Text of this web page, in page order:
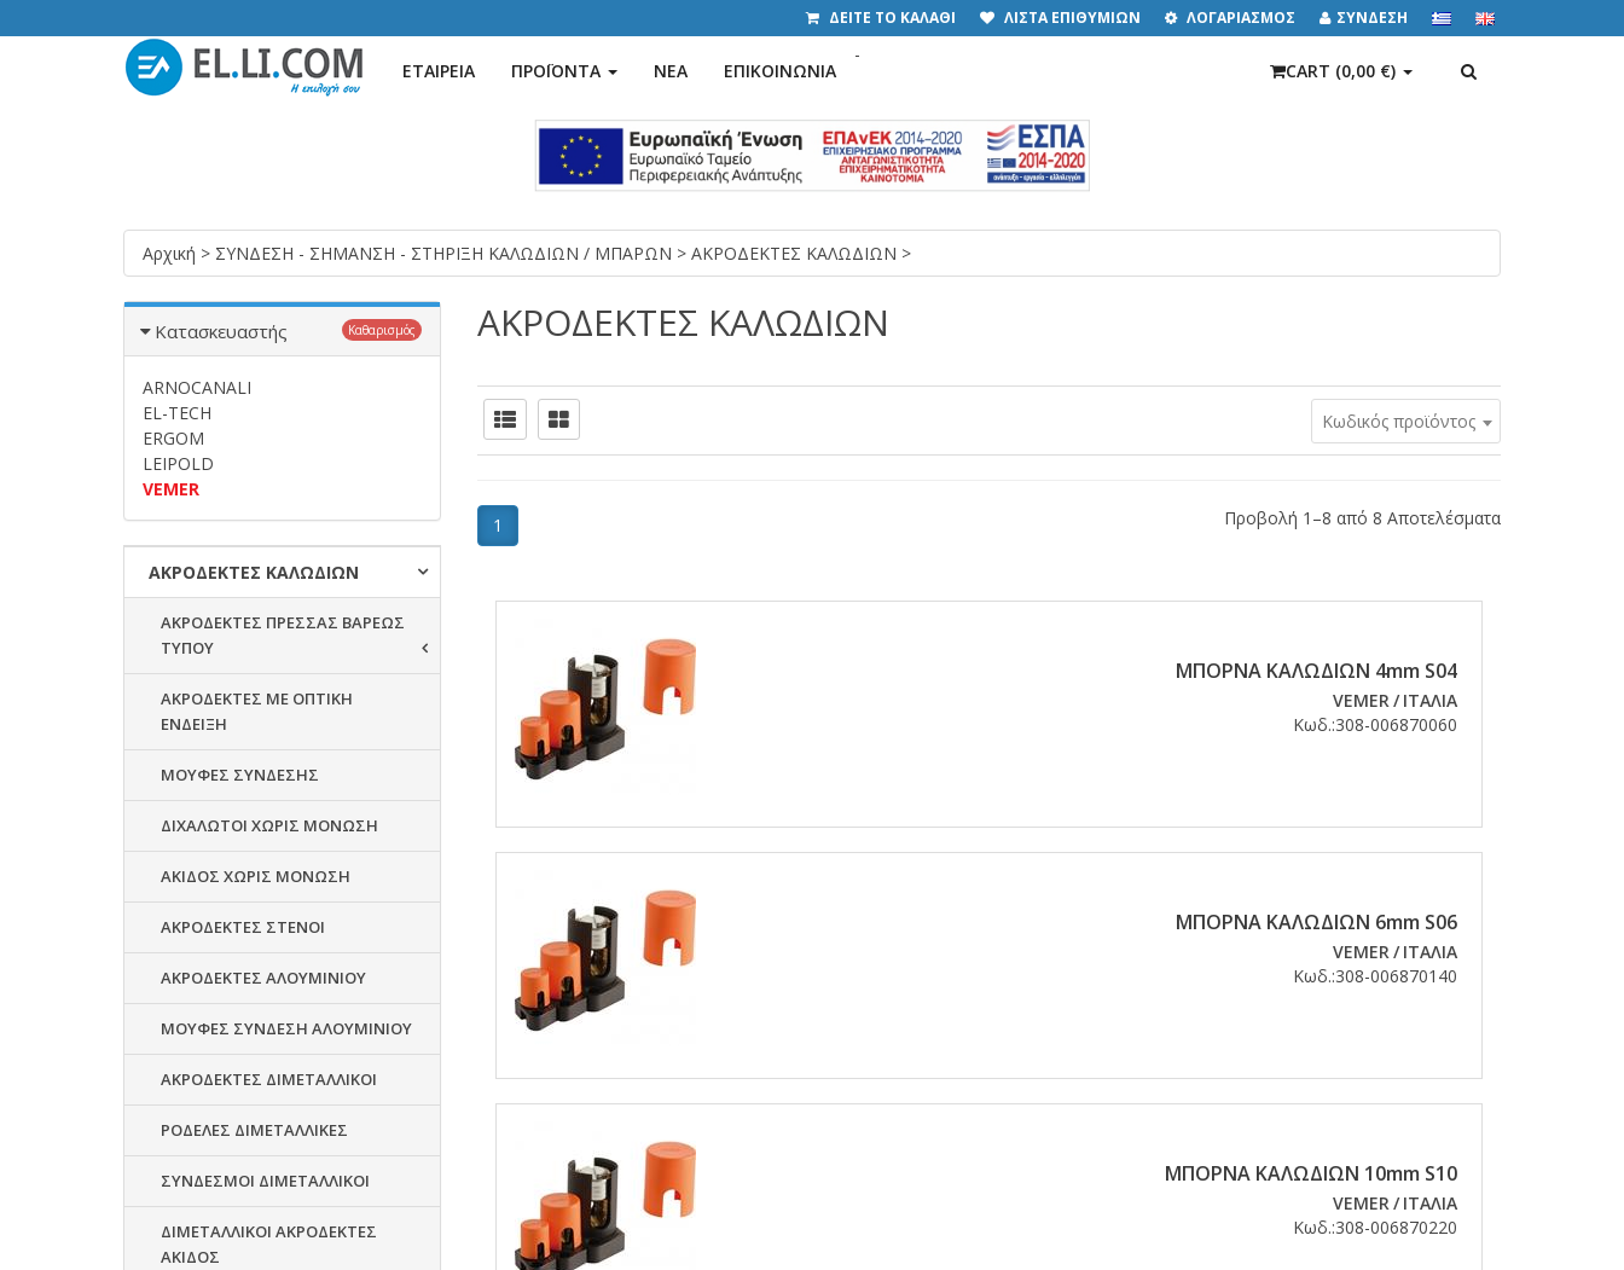
ΔΕΙΤΕ ΤΟ ΚΑΛΑΘΙ ΛΙΣΤΑ ΕΠΙΘΥΜΙΩΝ ΛΟΓΑΡΙΑΣΜΟΣ ΣΥΝΔΕΣΗ
ΕΤΑΙΡΕΙΑ ΠΡΟΪΟΝΤΑ ΝΕΑ ΕΠΙΚΟΙΝΩΝΙΑ
-
CART (0,00 €)
Αρχική > ΣΥΝΔΕΣΗ - ΣΗΜΑΝΣΗ - ΣΤΗΡΙΞΗ ΚΑΛΩΔΙΩΝ / ΜΠΑΡΩΝ > ΑΚΡΟΔΕΚΤΕΣ ΚΑΛΩΔΙΩΝ >
Κατασκευαστής Καθαρισμός
ARNOCANALI
EL-TECH
ERGOM
LEIPOLD
VEMER
ΑΚΡΟΔΕΚΤΕΣ ΚΑΛΩΔΙΩΝ
ΑΚΡΟΔΕΚΤΕΣ ΠΡΕΣΣΑΣ ΒΑΡΕΩΣ
ΤΥΠΟΥ
ΑΚΡΟΔΕΚΤΕΣ ΜΕ ΟΠΤΙΚΗ
ΕΝΔΕΙΞΗ
ΜΟΥΦΕΣ ΣΥΝΔΕΣΗΣ
ΔΙΧΑΛΩΤΟΙ ΧΩΡΙΣ ΜΟΝΩΣΗ
ΑΚΙΔΟΣ ΧΩΡΙΣ ΜΟΝΩΣΗ
ΑΚΡΟΔΕΚΤΕΣ ΣΤΕΝΟΙ
ΑΚΡΟΔΕΚΤΕΣ ΑΛΟΥΜΙΝΙΟΥ
ΜΟΥΦΕΣ ΣΥΝΔΕΣΗ ΑΛΟΥΜΙΝΙΟΥ
ΑΚΡΟΔΕΚΤΕΣ ΔΙΜΕΤΑΛΛΙΚΟΙ
ΡΟΔΕΛΕΣ ΔΙΜΕΤΑΛΛΙΚΕΣ
ΣΥΝΔΕΣΜΟΙ ΔΙΜΕΤΑΛΛΙΚΟΙ
ΔΙΜΕΤΑΛΛΙΚΟΙ ΑΚΡΟΔΕΚΤΕΣ
ΑΚΙΔΟΣ
ΑΚΡΟΔΕΚΤΕΣ ΚΑΛΩΔΙΩΝ
Κωδικός προϊόντος
1 Προβολή 1–8 από 8 Αποτελέσματα
ΜΠΟΡΝΑ ΚΑΛΩΔΙΩΝ 4mm S04
VEMER/ ΙΤΑΛΙΑ
Κωδ.:308-006870060
ΜΠΟΡΝΑ ΚΑΛΩΔΙΩΝ 6mm S06
VEMER/ ΙΤΑΛΙΑ
Κωδ.:308-006870140
ΜΠΟΡΝΑ ΚΑΛΩΔΙΩΝ 10mm S10
VEMER/ ΙΤΑΛΙΑ
Κωδ.:308-006870220